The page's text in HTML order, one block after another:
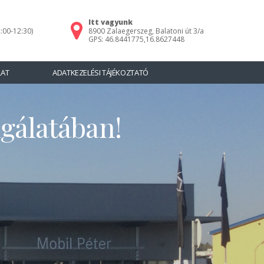
12:30)
Itt vagyunk
8900 Zalaegerszeg, Balatoni út 3/a
GPS: 46.8441775,16.8627448
ADATKEZELÉSI TÁJÉKOZTATÓ